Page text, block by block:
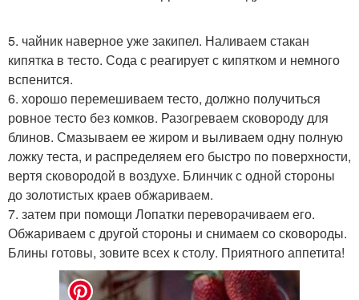
5. чайник наверное уже закипел. Наливаем стакан
кипятка в тесто. Сода с реагирует с кипятком и немного
вспенится.
6. хорошо перемешиваем тесто, должно получиться
ровное тесто без комков. Разогреваем сковороду для
блинов. Смазываем ее жиром и выливаем одну полную
ложку теста, и распределяем его быстро по поверхности,
вертя сковородой в воздухе. Блинчик с одной стороны
до золотистых краев обжариваем.
7. затем при помощи Лопатки переворачиваем его.
Обжариваем с другой стороны и снимаем со сковороды.
Блины готовы, зовите всех к столу. Приятного аппетита!